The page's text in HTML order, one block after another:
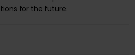
for the future.